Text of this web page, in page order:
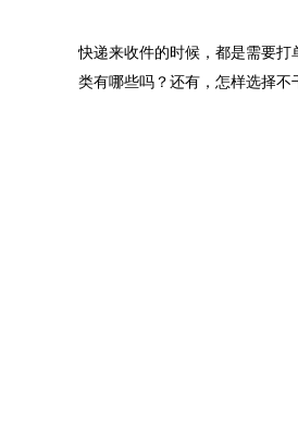
快递来收件的时候，都是需要
类有哪些吗？还有，怎样选择不